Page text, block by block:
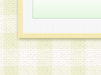
個人情報の取
す企業を選定
本人からの求め
知・開示・内
（以下、総称し
開示等に応じ